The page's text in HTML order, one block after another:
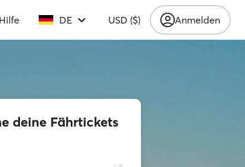
Hilfe DE USD ($) Anmelden
deine Fährtickets